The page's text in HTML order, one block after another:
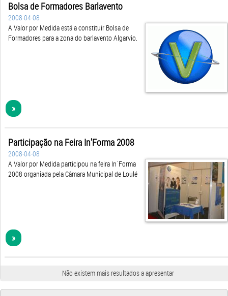
Bolsa de Formadores Barlavento
2008-04-08
A Valor por Medida está a constituir Bolsa de
Formadores para a zona do barlavento Algarvio.
»
Participação na Feira In'Forma 2008
2008-04-08
A Valor por Medida participou na feira In´Forma
2008 organiada pela Câmara Municipal de Loulé
»
Não existem mais resultados a apresentar